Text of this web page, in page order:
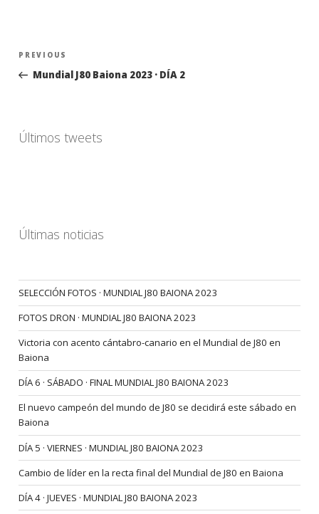
Navegación
entradas
Previous
Post
PREVIOUS
Mundial J80 Baiona 2023 · DÍA 2
Últimos tweets
Últimas noticias
SELECCIÓN FOTOS · MUNDIAL J80 BAIONA 2023
FOTOS DRON · MUNDIAL J80 BAIONA 2023
Victoria con acento cántabro-canario en el Mundial de J80 en
Baiona
DÍA 6 · SÁBADO · FINAL MUNDIAL J80 BAIONA 2023
El nuevo campeón del mundo de J80 se decidirá este sábado en
Baiona
DÍA 5 · VIERNES · MUNDIAL J80 BAIONA 2023
Cambio de líder en la recta final del Mundial de J80 en Baiona
DÍA 4 · JUEVES · MUNDIAL J80 BAIONA 2023